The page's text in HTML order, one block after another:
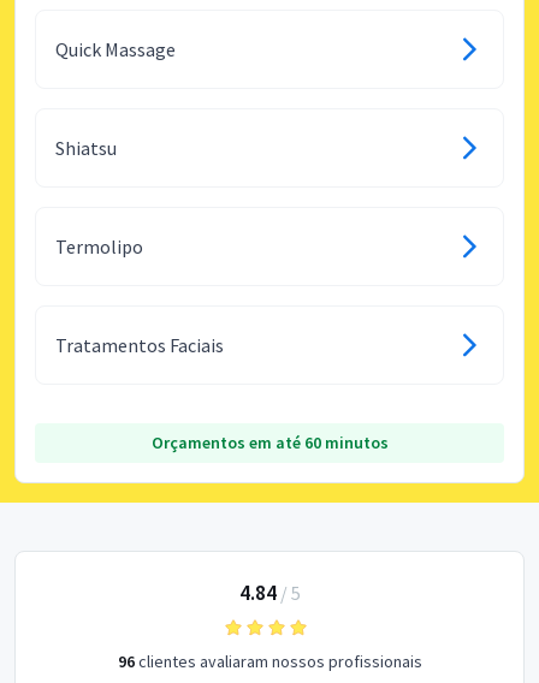
Quick Massage
Shiatsu
Termolipo
Tratamentos Faciais
Orçamentos em até 60 minutos
4.84/ 5
96clientes avaliaram nossos profissionais